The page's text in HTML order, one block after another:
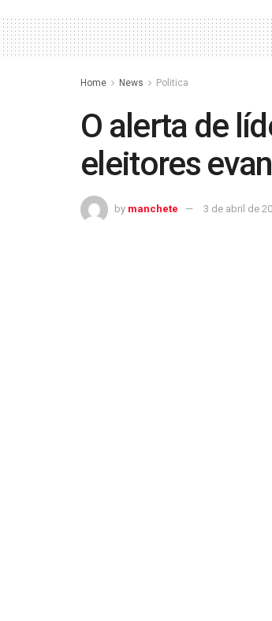
Home News Politica
O alerta de
eleitores
by manchete 3 de abril de